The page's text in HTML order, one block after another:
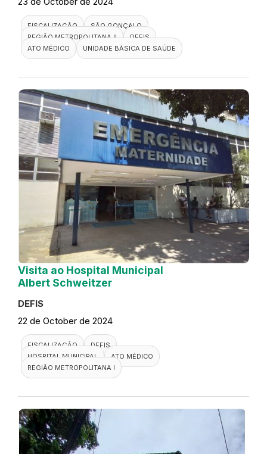
FISCALIZAÇÃO
SÃO GONÇALO
REGIÃO METROPOLITANA II
DEFIS
ATO MÉDICO
UNIDADE BÁSICA DE SAÚDE
Visita ao Hospital Municipal
Albert Schweitzer
DEFIS
22 de October de 2024
FISCALIZAÇÃO
DEFIS
HOSPITAL MUNICIPAL
ATO MÉDICO
REGIÃO METROPOLITANA I